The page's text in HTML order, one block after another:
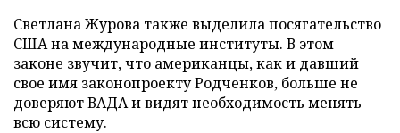
Светлана Журова также выделила посягательство
США на международные институты. В этом
законе звучит, что американцы, как и давший
свое имя законопроекту Родченков, больше не
доверяют ВАДА и видят необходимость менять
всю систему.